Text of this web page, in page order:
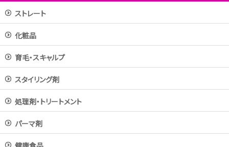
ストレート
化粧品
育毛・スキャルプ
スタイリング剤
処理剤・トリートメント
パーマ剤